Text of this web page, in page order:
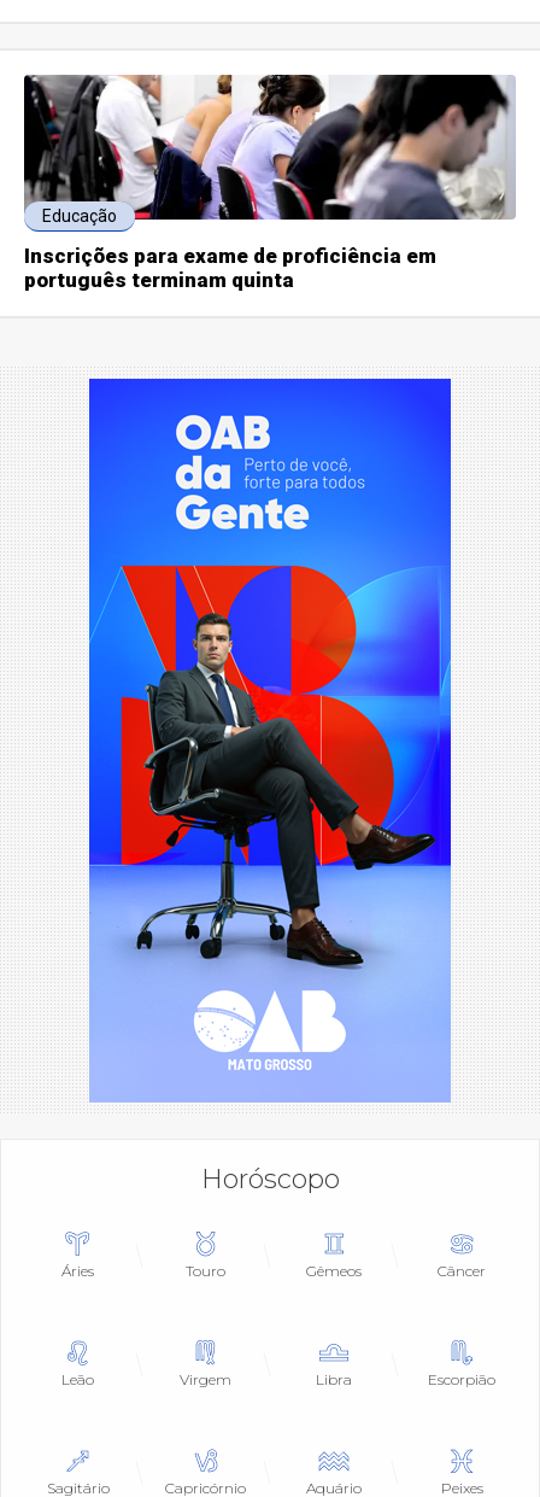
Educação
Inscrições para exame de proficiência em
português terminam quinta
Horóscopo
Áries Touro Gêmeos Câncer
Leão Virgem Libra Escorpião
Sagitário Capricórnio Aquário Peixes